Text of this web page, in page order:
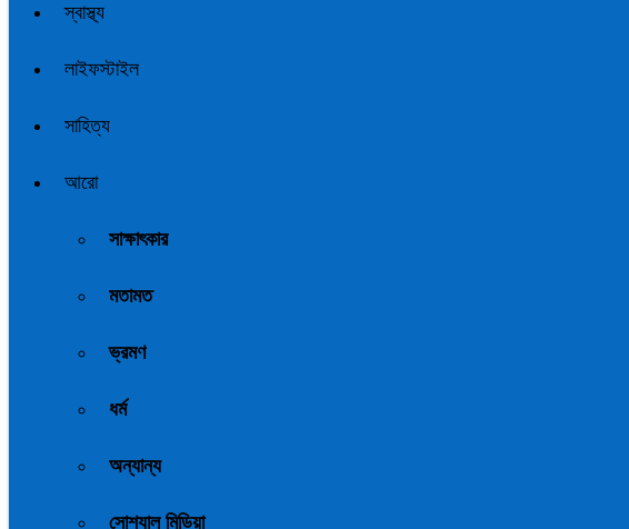
স্বাস্থ্য
লাইফস্টাইল
সাহিত্য
আরো
সাক্ষাৎকার
মতামত
ভ্রমণ
ধর্ম
অন্যান্য
সোশ্যাল মিডিয়া